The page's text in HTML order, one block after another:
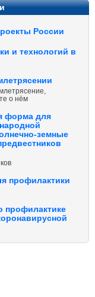
России
и технологий в
о нём
форма для
земные
профилактики
профилактике